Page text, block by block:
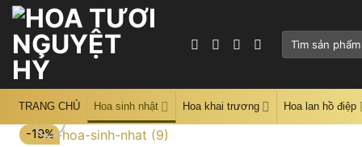
Skip
content
Tìm
TRANG CHỦ Hoa sinh nhật Hoa khai trương Hoa lan hồ điệp
-19%